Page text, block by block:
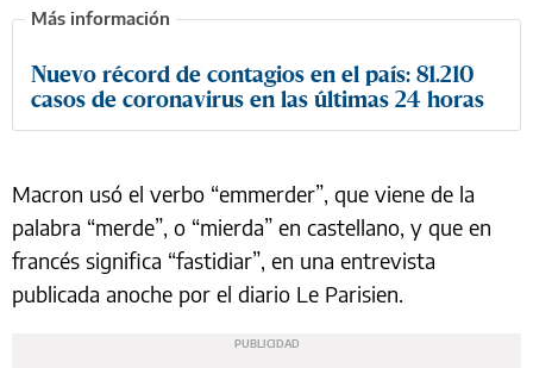
Nuevo récord de contagios en el país: 81.210
casos de coronavirus en las últimas 24 horas
Macron usó el verbo “emmerder”, que viene de la
palabra “merde”, o “mierda” en castellano, y que en
francés significa “fastidiar”, en una entrevista
publicada anoche por el diario Le Parisien.